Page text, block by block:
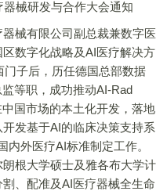
械有限公司副总裁兼数字医
数字化战略及AI医疗解决方
子后，历任德国总部数据
等职，成功推动AI-Rad
国市场的本土化开发，落地
发基于AI的临床决策支持系
外医疗AI标准制定工作。
根大学硕士及雅各布大学计
、配准及AI医疗器械全生命